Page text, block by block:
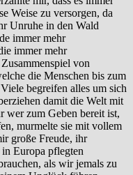
Weise zu versorgen, da
Unruhe in den Wald
immer mehr
immer mehr
von
die Menschen bis zum
begreifen alles um sich
damit die Welt mit
zum Geben bereit ist,
murmelte sie mit vollem
große Freude, ihr
Europa pflegten
als wir jemals zu